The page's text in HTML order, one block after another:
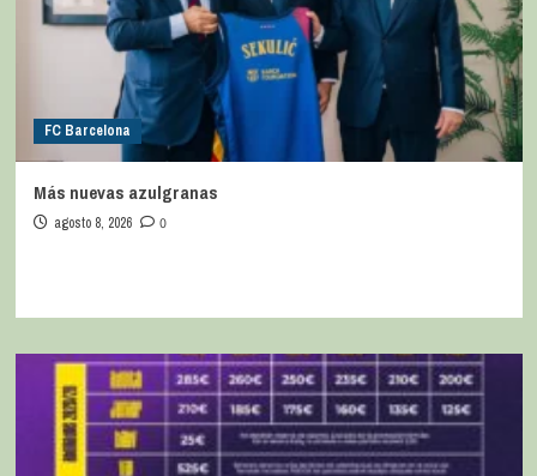
FC Barcelona
Más nuevas azulgranas
agosto 8, 2026 0